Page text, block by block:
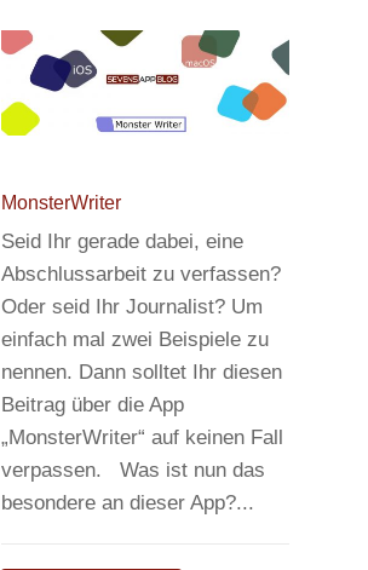
MonsterWriter
Seid Ihr gerade dabei, eine
Abschlussarbeit zu verfassen?
Oder seid Ihr Journalist? Um
einfach mal zwei Beispiele zu
nennen. Dann solltet Ihr diesen
Beitrag über die App
„MonsterWriter“ auf keinen Fall
verpassen. Was ist nun das
besondere an dieser App?...